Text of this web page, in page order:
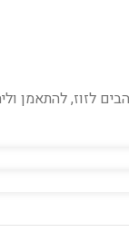
לזוז, להתאמן